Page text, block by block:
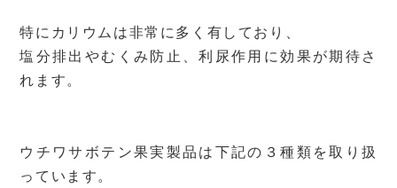
特にカリウムは非常に多く有しており、
塩分排出やむくみ防止、利尿作用に効果が期待さ
れます。
ウチワサボテン果実製品は下記の３種類を取り扱
っています。